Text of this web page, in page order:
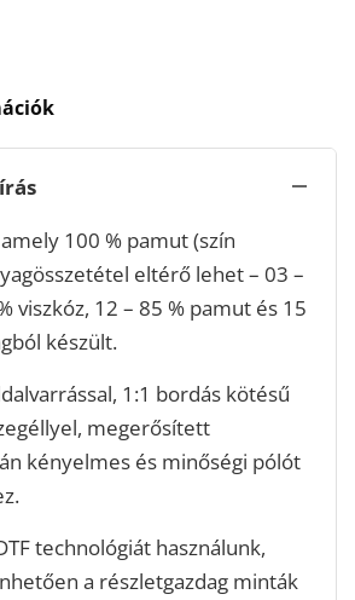
100 % pamut (szín
eltérő lehet – 03 –
viszkóz, 12 – 85 % pamut és 15
készült.
1:1 bordás kötésű
megerősített
kényelmes és minőségi pólót
technológiát használunk,
a részletgazdag minták